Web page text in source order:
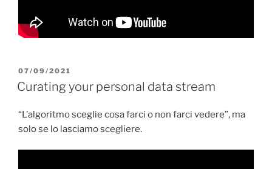
PUBBLICATO
IL
07/09/2021
Curating your personal data stream
“L’algoritmo sceglie cosa farci o non farci vedere”, ma
solo se lo lasciamo scegliere.